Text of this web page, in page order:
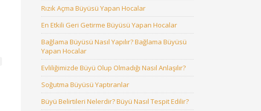
Rızık Açma Büyüsü Yapan Hocalar
En Etkili Geri Getirme Büyüsü Yapan Hocalar
Bağlama Büyüsü Nasıl Yapılır? Bağlama Büyüsü
Yapan Hocalar
Evliliğimizde Büyü Olup Olmadığı Nasıl Anlaşılır?
Soğutma Büyüsü Yaptıranlar
Büyü Belirtileri Nelerdir? Büyü Nasıl Tespit Edilir?